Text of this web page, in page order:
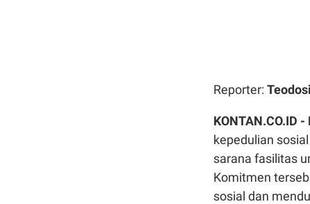
Reporter:
KONTAN.CO.ID -
kepedulian
sarana fasilitas
Komitmen
sosial dan